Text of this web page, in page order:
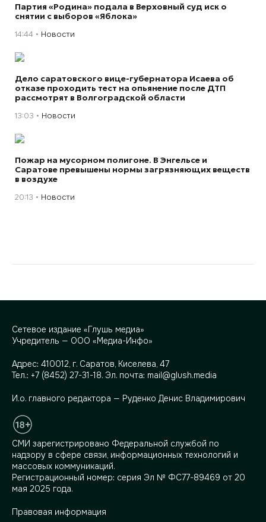
Партия «Родина» подала в Верховный суд иск о
снятии с выборов «Яблока»
14:44 Новости
Дело саратовского вице-губернатора Исаева об
отказе проходить тест на опьянение после ДТП
рассмотрят в Волгоградской области
13:03 Новости
Пожар на мусорном полигоне. В Энгельсе и
Саратове превышены нормы загрязняющих веществ
в воздухе
20:13 Новости
Сетевое издание «Глушь медиа»
Учредитель — ООО «Медиа-Инфо»
Адрес: 410012, г. Саратов, Киселева, 47
Тел.: +7 (8452) 27-31-18. Эл. почта: mail@glush.media
И.о. главного редактора — Руденко Денис Владимирович
СМИ зарегистрировано Федеральной службой по
надзору в сфере связи, информационных технологий и
массовых коммуникаций.
Регистрационный номер: серия Эл № ФС77-89469 от 20
мая 2025 года.
Правовая информация